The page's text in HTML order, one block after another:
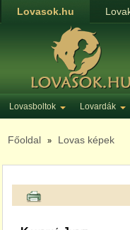
Lovasok.hu
Lovasboltok Lovardák
Főoldal » Lovas képek